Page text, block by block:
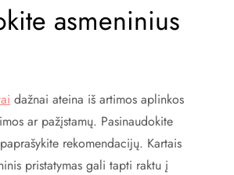
asmeninius
dažnai ateina iš artimos aplinkos
ar pažįstamų. Pasinaudokite
rekomendacijų. Kartais
pristatymas gali tapti raktu į